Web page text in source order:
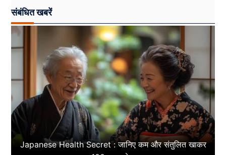
संबंधित खबरें
Japanese Health Secret : जानिए कम और संतुलित खाकर